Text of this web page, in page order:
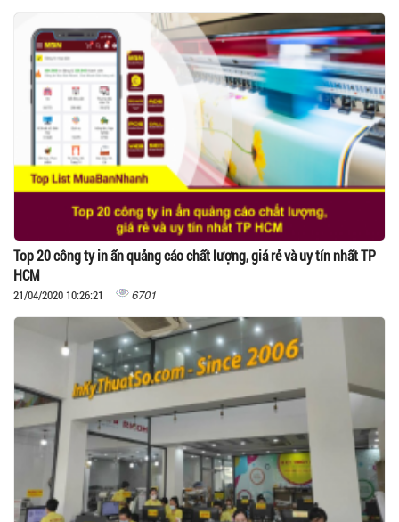
Top 20 công ty in ấn quảng cáo chất lượng, giá rẻ và uy tín nhất TP
HCM
21/04/2020 10:26:21 6701